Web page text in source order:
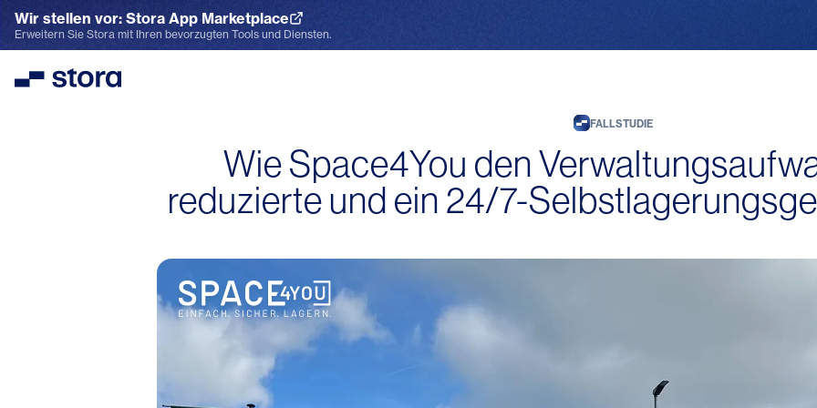
Wir stellen vor: Stora App Marketplace
App Marketplace entdecken
Erweitern Sie Stora mit Ihren bevorzugten Tools und Diensten.
Stora
FALLSTUDIE
Wie Space4You den
reduzierte und ein 24/7-